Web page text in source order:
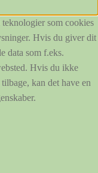
som cookies
Hvis du giver dit
data som f.eks.
Hvis du ikke
kan det have en